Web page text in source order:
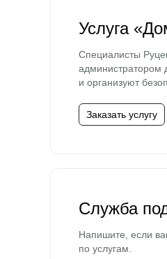
Услуга
Специалисты
администратором
и организуют
Заказать услугу
Служба
Напишите, если
по услугам.